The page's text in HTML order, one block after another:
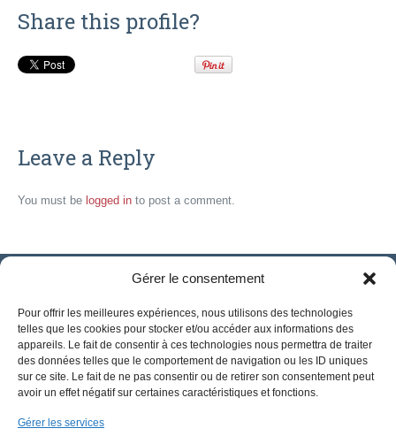
Gérer le consentement
Pour offrir les meilleures expériences, nous utilisons des technologies
telles que les cookies pour stocker et/ou accéder aux informations des
appareils. Le fait de consentir à ces technologies nous permettra de traiter
des données telles que le comportement de navigation ou les ID uniques
sur ce site. Le fait de ne pas consentir ou de retirer son consentement peut
avoir un effet négatif sur certaines caractéristiques et fonctions.
Gérer les services
Share this profile?
Leave a Reply
You must be logged in to post a comment.